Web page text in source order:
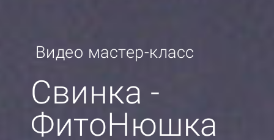
Видео мастер-класc
Свинка -
ФитоНюшка